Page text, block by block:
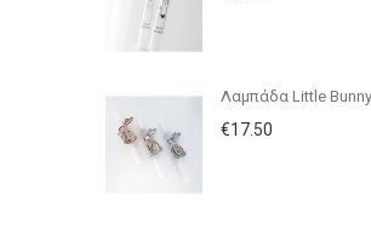
Λαμπάδα Little Bunny
€17.50